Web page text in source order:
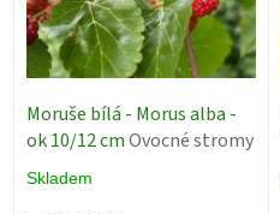
Moruše bílá - Morus alba -
ok 10/12 cmOvocné stromy
Skladem